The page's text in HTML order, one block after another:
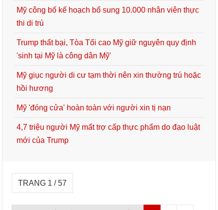
Mỹ công bố kế hoạch bổ sung 10.000 nhân viên thực
thi di trú
Trump thất bại, Tòa Tối cao Mỹ giữ nguyên quy định
'sinh tại Mỹ là công dân Mỹ'
Mỹ giục người di cư tạm thời nên xin thường trú hoặc
hồi hương
Mỹ 'đóng cửa' hoàn toàn với người xin tị nạn
4,7 triệu người Mỹ mất trợ cấp thực phẩm do đạo luật
mới của Trump
TRANG 1 / 57